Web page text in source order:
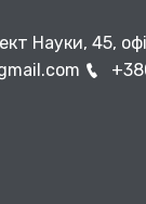
Науки, 45,